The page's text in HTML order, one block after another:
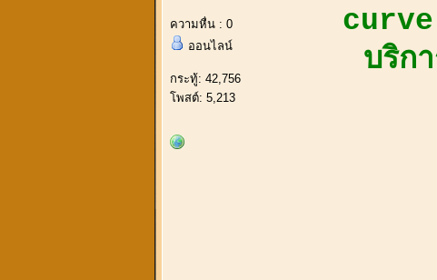
ความหื่น : 0
ออนไลน์
กระทู้: 42,756
โพสต์: 5,213
curve
บริก